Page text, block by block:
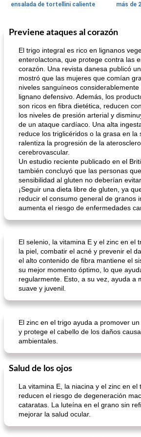
ensalada de tortellini caliente más de
25min
Tarta
Nummy Easy Key Lime Pie masa
Previene ataques al corazón
El trigo integral es rico en lignanos
enterolactona, que protege contra las
corazón. Una revista danesa publicó
mostró que las mujeres que comían
niveles sanguíneos
lignano defensivo. Además, los
son ricos en fibra dietética, reducen
los niveles de presión arterial y
de un ataque cardíaco. Una alta
reduce los triglicéridos o la grasa en la
ralentiza la progresión de la
cerebrovascular.
Un estudio reciente publicado en el
también concluyó que las personas
sensibilidad al gluten no deberían
¡Seguir una dieta libre de gluten, ya
reducir el consumo general de granos
aumenta el riesgo de enfermedades
El selenio, la vitamina E y el zinc en el
la piel, combatir el acné y prevenir el
el alto contenido de fibra mantiene el
su mejor momento óptimo, lo que
regularmente. Esto, a su vez, ayuda a
suave y juvenil.
El zinc en el trigo ayuda a promover
y protege el cabello de los daños
ambientales.
Salud de los ojos
La vitamina E, la niacina y el zinc en el
reducen el riesgo de degeneración
cataratas. La luteína en el grano sin
mejorar la salud ocular.